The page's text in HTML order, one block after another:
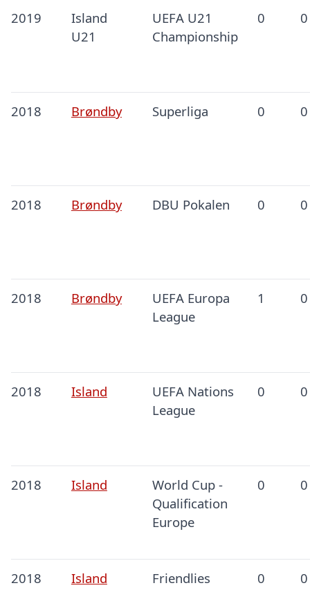
2019
Island
U21
UEFA U21
Championship
0 0
2018 Brøndby Superliga 0 0
2018 Brøndby DBU Pokalen 0 0
2018 Brøndby
UEFA Europa
League
1 0
2018 Island
UEFA Nations
League
0 0
2018 Island
World Cup -
Qualification
Europe
0 0
2018 Island Friendlies 0 0